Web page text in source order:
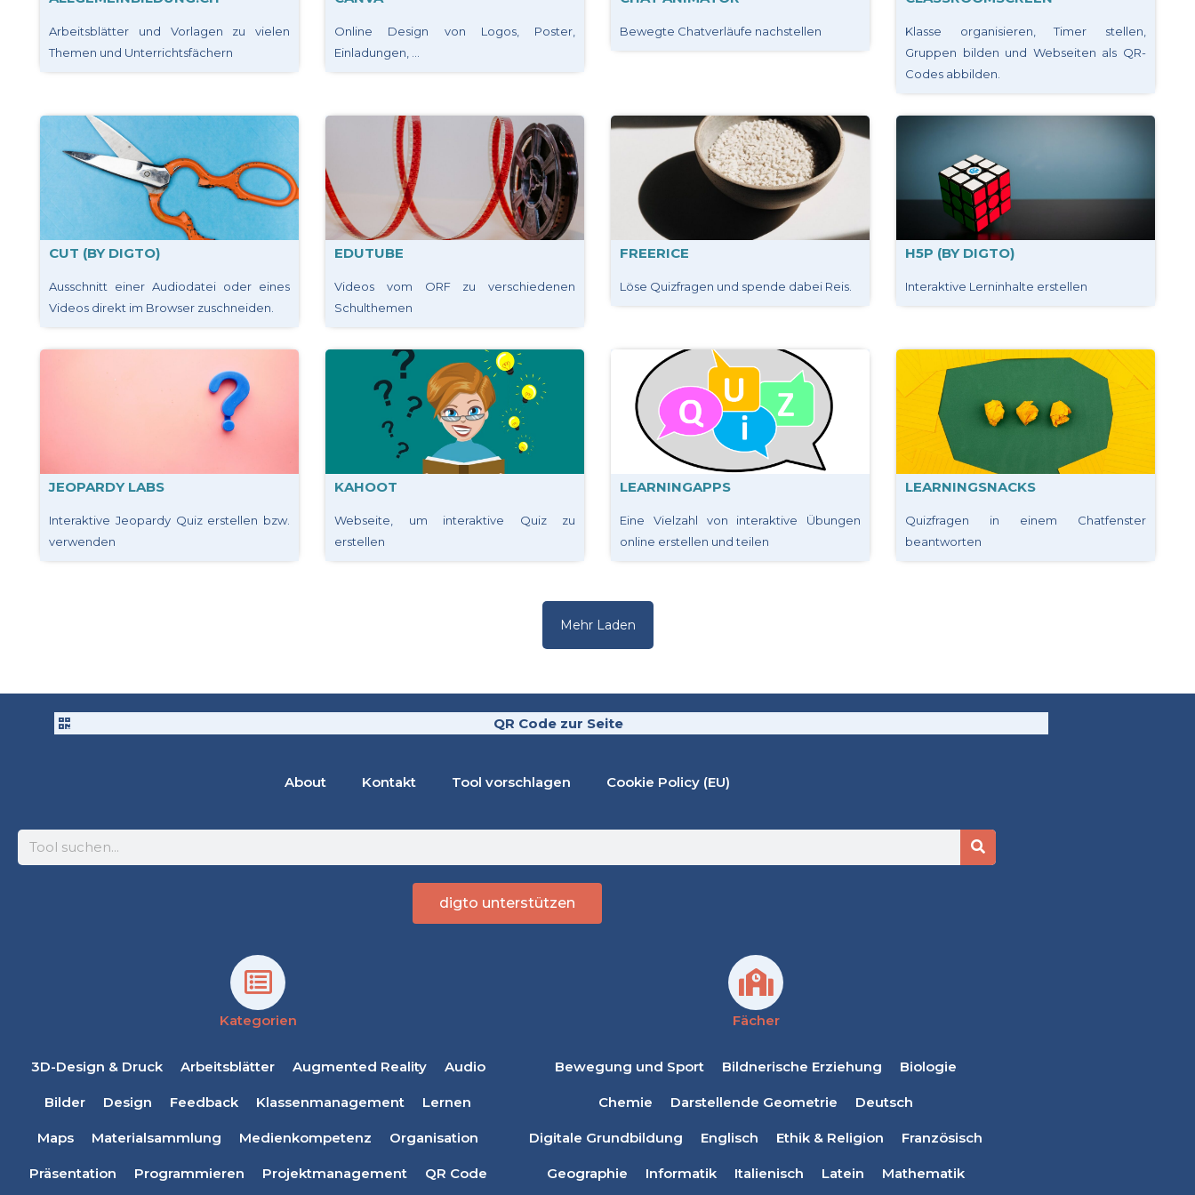
Arbeitsblätter und Vorlagen zu vielen
Themen und Unterrichtsfächern
Online Design von Logos, Poster,
Einladungen, ...
Bewegte Chatverläufe nachstellen
Klasse organisieren, Timer stellen,
Gruppen bilden und Webseiten als QR-
Codes abbilden.
CUT (BY DIGTO)
Ausschnitt einer Audiodatei oder eines
Videos direkt im Browser zuschneiden.
EDUTUBE
Videos vom ORF zu verschiedenen
Schulthemen
FREERICE
Löse Quizfragen und spende dabei Reis.
H5P (BY DIGTO)
Interaktive Lerninhalte erstellen
JEOPARDY LABS
Interaktive Jeopardy Quiz erstellen bzw.
verwenden
KAHOOT
Webseite, um interaktive Quiz zu
erstellen
LEARNINGAPPS
Eine Vielzahl von interaktive Übungen
online erstellen und teilen
LEARNINGSNACKS
Quizfragen in einem Chatfenster
beantworten
Mehr Laden
QR Code zur Seite
About Kontakt Tool vorschlagen Cookie Policy (EU)
Suche
digto unterstützen
Kategorien
3D-Design & Druck Arbeitsblätter Augmented Reality Audio
Bilder Design Feedback Klassenmanagement Lernen
Maps Materialsammlung Medienkompetenz Organisation
Präsentation Programmieren Projektmanagement QR Code
Fächer
Bewegung und Sport Bildnerische Erziehung Biologie
Chemie Darstellende Geometrie Deutsch
Digitale Grundbildung Englisch Ethik & Religion Französisch
Geographie Informatik Italienisch Latein Mathematik